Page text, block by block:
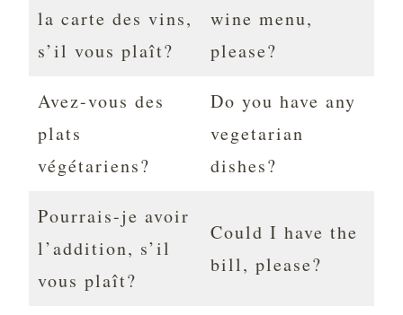
la carte des vins,
s’il vous plaît?
wine menu,
please?
Avez-vous des
plats
végétariens?
Do you have any
vegetarian
dishes?
Pourrais-je avoir
l’addition, s’il
vous plaît?
Could I have the
bill, please?